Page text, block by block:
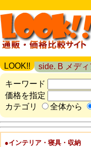
LOOK!! side. B メデ
キーワード
価格を指定
カテゴリ
全体から
●インテリア・寝具・収納